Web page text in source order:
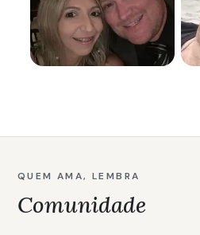
QUEM AMA, LEMBRA
Comunidade